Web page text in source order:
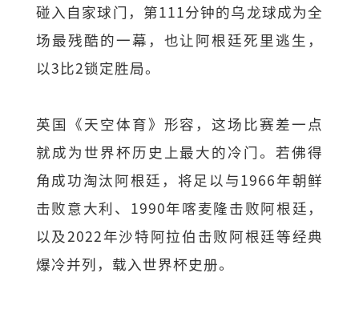
碰入自家球门，第111分钟的乌龙球成为全
场最残酷的一幕，也让阿根廷死里逃生，
以3比2锁定胜局。
英国《天空体育》形容，这场比赛差一点
就成为世界杯历史上最大的冷门。若佛得
角成功淘汰阿根廷，将足以与1966年朝鲜
击败意大利、1990年喀麦隆击败阿根廷，
以及2022年沙特阿拉伯击败阿根廷等经典
爆冷并列，载入世界杯史册。